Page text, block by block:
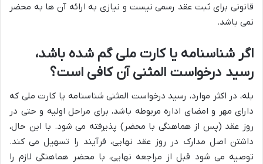
قانونی برای ثبت عقد رسمی نیست و نیازی به ارائه آن ها به محضر
نمی باشد.
اگر شناسنامه یا کارت ملی گم شده باشد،
رسید درخواست المثنی آن کافی است؟
بله، در اکثر موارد، رسید درخواست المثنی شناسنامه یا کارت ملی که
دارای مهر و امضای اداره مربوطه باشد، برای مراحل اولیه و حتی در
روز عقد (پس از هماهنگی با محضر) پذیرفته می شود. با این حال،
داشتن اصل مدارک در روز عقد نهایی، فرآیند را تسهیل می کند.
توصیه می شود قبل از مراجعه نهایی، با محضر هماهنگی لازم را